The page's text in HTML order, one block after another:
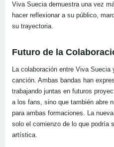
Viva Suecia demuestra una vez
hacer reflexionar a su público,
su trayectoria.
Futuro de la
La colaboración entre Viva
canción. Ambas bandas han
trabajando juntas en futuros
a los fans, sino que también abre
para ambas formaciones. La
solo el comienzo de lo que podría
artística.